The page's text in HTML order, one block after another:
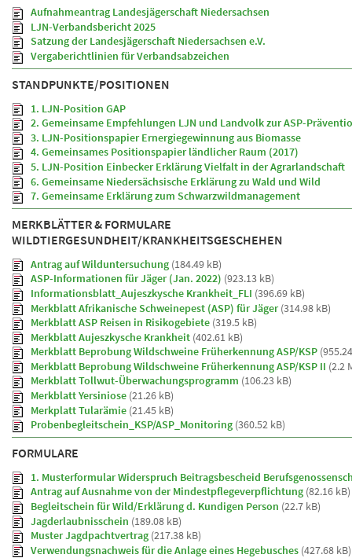
Aufnahmeantrag Landesjägerschaft Niedersachsen
LJN-Verbandsbericht 2025
Satzung der Landesjägerschaft Niedersachsen e.V.
Vergaberichtlinien für Verbandsabzeichen
STANDPUNKTE/POSITIONEN
1. LJN-Position GAP
2. Gemeinsame Empfehlungen LJN und Landvolk zur ASP-
3. LJN-Positionspapier Ernergiegewinnung aus Biomasse
4. Gemeinsames Positionspapier ländlicher Raum (2017)
5. LJN-Position Einbecker Erklärung Vielfalt in der Agrarlandschaft
6. Gemeinsame Niedersächsische Erklärung zu Wald und Wild
7. Gemeinsame Erklärung zum Schwarzwildmanagement
MERKBLÄTTER & FORMULARE
WILDTIERGESUNDHEIT/KRANKHEITSGESCHEHEN
Antrag auf Wilduntersuchung (184.49 kB)
ASP-Informationen für Jäger (Jan. 2022) (923.13 kB)
Informationsblatt_Aujeszkysche Krankheit_FLI (396.69 kB)
Merkblatt Afrikanische Schweinepest (ASP) für Jäger(314.98 kB)
Merkblatt ASP Reisen in Risikogebiete (319.5 kB)
Merkblatt Aujeszkysche Krankheit (402.61 kB)
Merkblatt Beprobung Wildschweine Früherkennung ASP/KSP
Merkblatt Beprobung Wildschweine Früherkennung ASP/KSP II (2.2
Merkblatt Tollwut-Überwachungsprogramm (106.23 kB)
Merkblatt Yersiniose (21.26 kB)
Merkplatt Tularämie (21.45 kB)
Probenbegleitschein_KSP/ASP_Monitoring (360.52 kB)
FORMULARE
1. Musterformular Widerspruch Beitragsbescheid
Antrag auf Ausnahme von der Mindestpflegeverpflichtung (82.16 kB)
Begleitschein für Wild/Erklärung d. Kundigen Person (22.7 kB)
Jagderlaubnisschein (189.08 kB)
Muster Jagdpachtvertrag (217.38 kB)
Verwendungsnachweis für die Anlage eines Hegebusches (427.68 kB)